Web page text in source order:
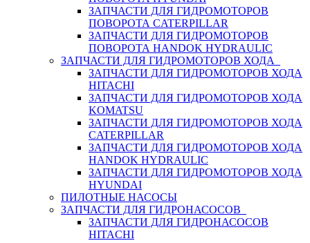
ЗАПЧАСТИ ДЛЯ ГИДРОМОТОРОВ
ПОВОРОТА CATERPILLAR
ЗАПЧАСТИ ДЛЯ ГИДРОМОТОРОВ
ПОВОРОТА HANDOK HYDRAULIC
ЗАПЧАСТИ ДЛЯ ГИДРОМОТОРОВ ХОДА
ЗАПЧАСТИ ДЛЯ ГИДРОМОТОРОВ ХОДА
HITACHI
ЗАПЧАСТИ ДЛЯ ГИДРОМОТОРОВ ХОДА
KOMATSU
ЗАПЧАСТИ ДЛЯ ГИДРОМОТОРОВ ХОДА
CATERPILLAR
ЗАПЧАСТИ ДЛЯ ГИДРОМОТОРОВ ХОДА
HANDOK HYDRAULIC
ЗАПЧАСТИ ДЛЯ ГИДРОМОТОРОВ ХОДА
HYUNDAI
ПИЛОТНЫЕ НАСОСЫ
ЗАПЧАСТИ ДЛЯ ГИДРОНАСОСОВ
ЗАПЧАСТИ ДЛЯ ГИДРОНАСОСОВ
HITACHI